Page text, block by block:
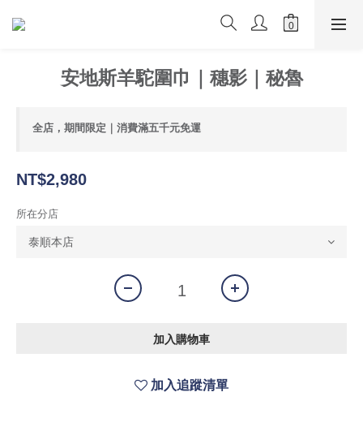
安地斯羊駝圍巾｜穗影｜秘魯
全店，期間限定｜消費滿五千元免運
NT$2,980
所在分店
加入購物車
加入追蹤清單